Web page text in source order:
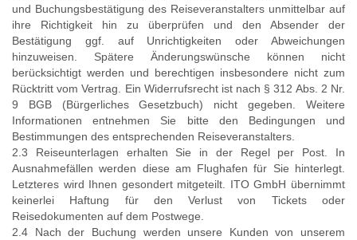
und Buchungsbestätigung des Reiseveranstalters unmittelbar auf
ihre Richtigkeit hin zu überprüfen und den Absender der
Bestätigung ggf. auf Unrichtigkeiten oder Abweichungen
hinzuweisen. Spätere Änderungswünsche können nicht
berücksichtigt werden und berechtigen insbesondere nicht zum
Rücktritt vom Vertrag. Ein Widerrufsrecht ist nach § 312 Abs. 2 Nr.
9 BGB (Bürgerliches Gesetzbuch) nicht gegeben. Weitere
Informationen entnehmen Sie bitte den Bedingungen und
Bestimmungen des entsprechenden Reiseveranstalters.
2.3 Reiseunterlagen erhalten Sie in der Regel per Post. In
Ausnahmefällen werden diese am Flughafen für Sie hinterlegt.
Letzteres wird Ihnen gesondert mitgeteilt. ITO GmbH übernimmt
keinerlei Haftung für den Verlust von Tickets oder
Reisedokumenten auf dem Postwege.
2.4 Nach der Buchung werden unsere Kunden von unserem